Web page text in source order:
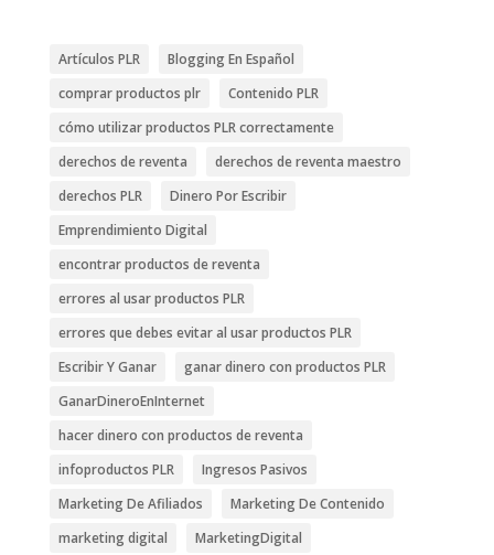
Artículos PLR
Blogging En Español
comprar productos plr
Contenido PLR
cómo utilizar productos PLR correctamente
derechos de reventa
derechos de reventa maestro
derechos PLR
Dinero Por Escribir
Emprendimiento Digital
encontrar productos de reventa
errores al usar productos PLR
errores que debes evitar al usar productos PLR
Escribir Y Ganar
ganar dinero con productos PLR
GanarDineroEnInternet
hacer dinero con productos de reventa
infoproductos PLR
Ingresos Pasivos
Marketing De Afiliados
Marketing De Contenido
marketing digital
MarketingDigital